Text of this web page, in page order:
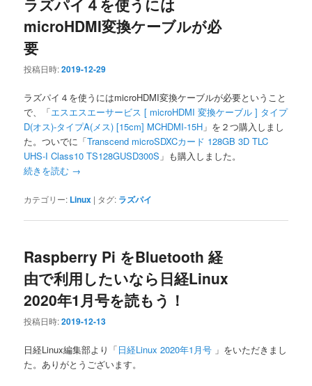
ラズパイ４を使うには
microHDMI変換ケーブルが必
要
投稿日時:2019-12-29
ラズパイ４を使うにはmicroHDMI変換ケーブルが必要ということ
で、「エスエスエーサービス [ microHDMI 変換ケーブル ] タイプ
D(オス)-タイプA(メス) [15cm] MCHDMI-15H 」を２つ購入しまし
た。ついでに「Transcend microSDXCカード 128GB 3D TLC
UHS-I Class10 TS128GUSD300S 」も購入しました。
続きを読む →
カテゴリー: Linux | タグ: ラズパイ
Raspberry Pi をBluetooth 経
由で利用したいなら日経Linux
2020年1月号を読もう！
投稿日時:2019-12-13
日経Linux編集部より「日経Linux 2020年1月号 」をいただきまし
た。ありがとうございます。